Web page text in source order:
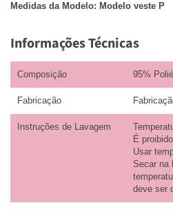
Medidas da Modelo: Modelo veste P
Informações Técnicas
Composição 95%
Fabricação
Instruções de Lavagem
É
Usar
Secar na
deve ser